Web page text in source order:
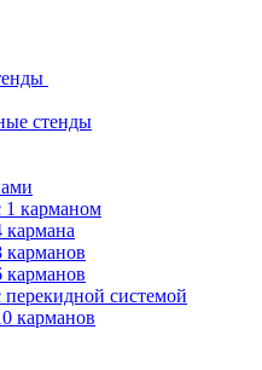
стенды
1 карманом
системой
карманов